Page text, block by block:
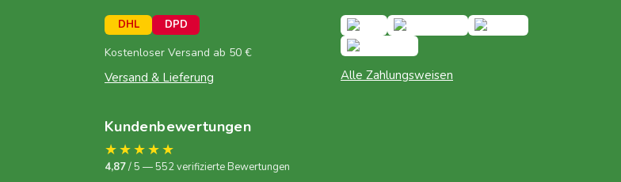
DHL DPD
Kostenloser Versand ab 50 €
Versand & Lieferung
Kundenbewertungen
★★★★★
4,87/ 5 — 552 verifizierte Bewertungen
Alle Zahlungsweisen